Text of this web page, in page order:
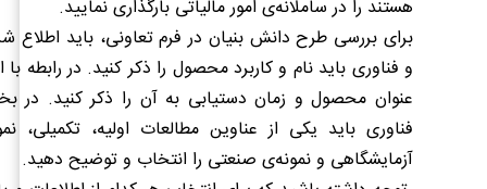
هستند را در ساملانه‌ی امور مالیاتی بارگذاری نمایید.
برای بررسی طرح دانش بنیان در فرم تعاونی، باید
و فناوری باید نام و کاربرد محصول را ذکر کنید. در رابطه
عنوان محصول و زمان دستیابی به آن را ذکر کنید.
فناوری باید یکی از عناوین مطالعات اولیه، تکمیلی،
آزمایشگاهی و نمونه‌ی صنعتی را انتخاب و توضیح دهید.